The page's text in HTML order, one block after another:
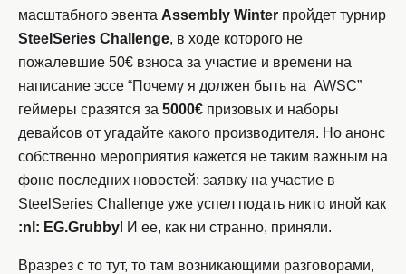
масштабного эвента Assembly Winter пройдет турнир
SteelSeries Challenge, в ходе которого не
пожалевшие 50€ взноса за участие и времени на
написание эссе “Почему я должен быть на AWSC”
геймеры сразятся за 5000€ призовых и наборы
девайсов от угадайте какого производителя. Но анонс
собственно мероприятия кажется не таким важным на
фоне последних новостей: заявку на участие в
SteelSeries Challenge уже успел подать никто иной как
:nl: EG.Grubby! И ее, как ни странно, приняли.
Вразрез с то тут, то там возникающими разговорами,